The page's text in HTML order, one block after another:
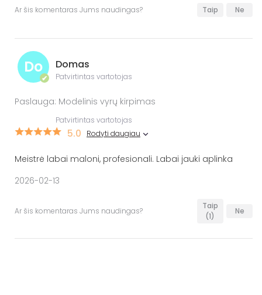
Ar šis komentaras Jums naudingas? Taip Ne
Do
✔
Domas
Patvirtintas vartotojas
Paslauga: Modelinis vyrų kirpimas
Patvirtintas vartotojas
5.0 Rodyti daugiau
Meistrė labai maloni, profesionali. Labai jauki aplinka
2026-02-13
Ar šis komentaras Jums naudingas?
Taip
(1)
Ne